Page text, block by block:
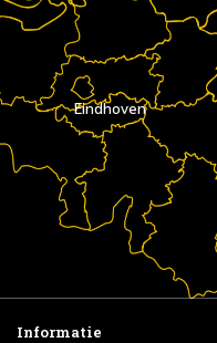
Eindhoven
Informatie